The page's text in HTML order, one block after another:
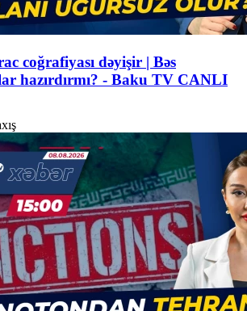
coğrafiyası dəyişir | Bəs
hazırdırmı? - Baku TV CANLI